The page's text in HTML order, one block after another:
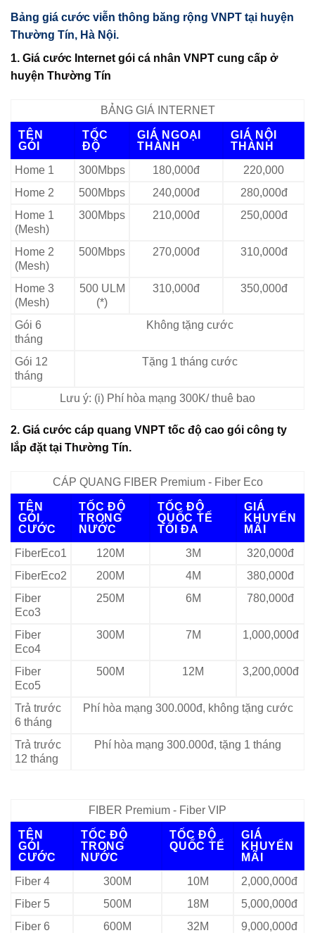
Bảng giá cước viễn thông băng rộng VNPT tại huyện
Thường Tín, Hà Nội.
1. Giá cước Internet gói cá nhân VNPT cung cấp ở
huyện Thường Tín
BẢNG GIÁ INTERNET
TÊN
GÓI
TỐC
ĐỘ
GIÁ NGOẠI
THÀNH
GIÁ NỘI
THÀNH
Home 1
300Mbps 180,000đ
220,000
Home 2
500Mbps 240,000đ
280,000đ
Home 1
(Mesh)
300Mbps 210,000đ 250,000đ
Home 2
(Mesh)
500Mbps 270,000đ 310,000đ
Home 3
(Mesh)
500 ULM
(*)
310,000đ 350,000đ
Gói 6
tháng
Không tặng cước
Gói 12
tháng
Tặng 1 tháng cước
Lưu ý: (i) Phí hòa mạng 300K/ thuê bao
2. Giá cước cáp quang VNPT tốc độ cao gói công ty
lắp đặt tại Thường Tín.
CÁP QUANG FIBER Premium - Fiber Eco
TÊN
GÓI
CƯỚC
TỐC ĐỘ
TRONG
NƯỚC
TỐC ĐỘ
QUỐC TẾ
TỐI ĐA
GIÁ
KHUYẾN
MÃI
FiberEco1
120M 3M
320,000đ
FiberEco2
200M 4M
380,000đ
Fiber
Eco3
250M 6M 780,000đ
Fiber
Eco4
300M 7M 1,000,000đ
Fiber
Eco5
500M 12M 3,200,000đ
Trả trước
6 tháng
Phí hòa mạng 300.000đ, không tặng cước
Trả trước
12 tháng
Phí hòa mạng 300.000đ, tặng 1 tháng
FIBER Premium - Fiber VIP
TÊN
GÓI
CƯỚC
TỐC ĐỘ
TRONG
NƯỚC
TỐC ĐỘ
QUỐC TẾ
GIÁ
KHUYẾN
MÃI
Fiber 4
300M 10M
2,000,000đ
Fiber 5
500M 18M
5,000,000đ
Fiber 6
600M 32M
9,000,000đ